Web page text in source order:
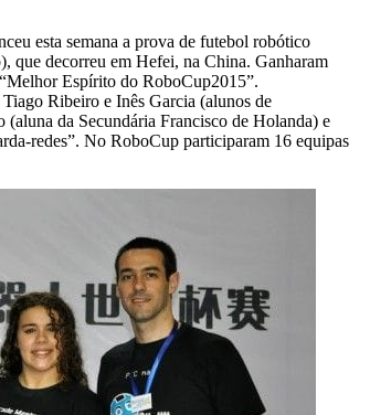
esta semana a prova de futebol robótico
que decorreu em Hefei, na China. Ganharam
Espírito do RoboCup2015”.
Ribeiro e Inês Garcia (alunos de
da Secundária Francisco de Holanda) e
redes”. No RoboCup participaram 16 equipas